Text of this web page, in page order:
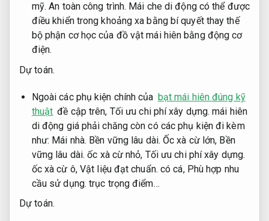
mỹ. An toàn công trình. Mái che di động có thể được
điều khiển trong khoảng xa bằng bí quyết thay thế
bộ phận cơ học của đồ vật mái hiên bằng động cơ
điện.
Dự toán.
Ngoài các phụ kiện chính của bạt mái hiên đúng kỹ
thuật đề cập trên, Tối ưu chi phí xây dựng. mái hiên
di động giá phải chăng còn có các phụ kiện đi kèm
như: Mái nhà. Bền vững lâu dài. Ốc xà cừ lớn, Bền
vững lâu dài. ốc xà cừ nhỏ, Tối ưu chi phí xây dựng.
ốc xà cừ ô, Vật liệu đạt chuẩn. có cá, Phù hợp nhu
cầu sử dụng. trục trọng điểm…
Dự toán.